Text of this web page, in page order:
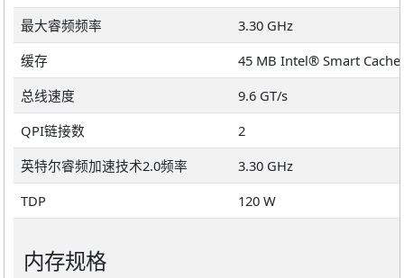
最大睿频频率
3.30 GHz
缓存
45 MB Intel® Smart Cache
总线速度
9.6 GT/s
QPI链接数
2
英特尔睿频加速技术2.0频率
3.30 GHz
TDP
120 W
内存规格